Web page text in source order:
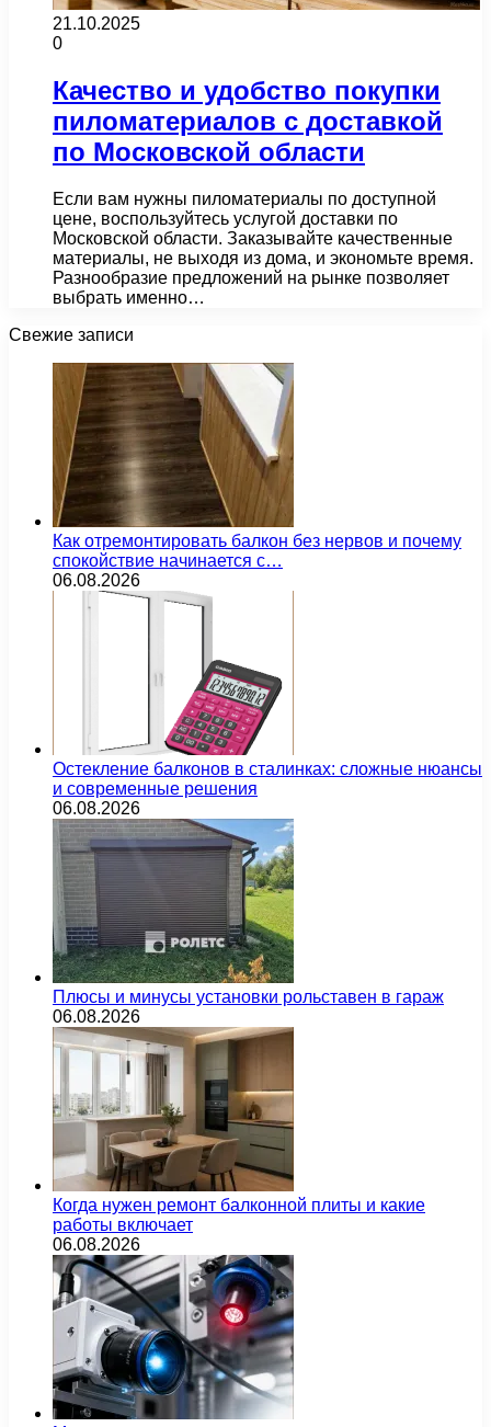
21.10.2025
0
Качество и удобство покупки
пиломатериалов с доставкой
по Московской области
Если вам нужны пиломатериалы по доступной
цене, воспользуйтесь услугой доставки по
Московской области. Заказывайте качественные
материалы, не выходя из дома, и экономьте время.
Разнообразие предложений на рынке позволяет
выбрать именно…
Свежие записи
Как отремонтировать балкон без нервов и почему
спокойствие начинается с…
06.08.2026
Остекление балконов в сталинках: сложные нюансы
и современные решения
06.08.2026
Плюсы и минусы установки рольставен в гараж
06.08.2026
Когда нужен ремонт балконной плиты и какие
работы включает
06.08.2026